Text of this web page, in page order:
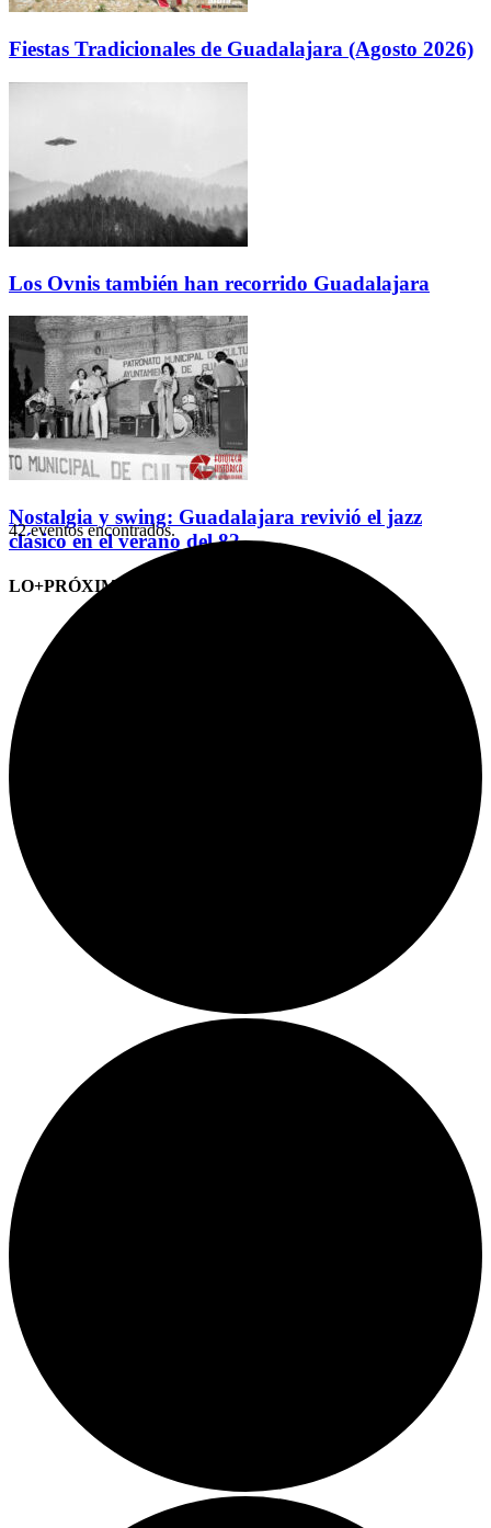
Fiestas Tradicionales de Guadalajara (Agosto 2026)
Los Ovnis también han recorrido Guadalajara
Nostalgia y swing: Guadalajara revivió el jazz
clásico en el verano del 82
LO+PRÓXIMO (CITAS)
42 eventos encontrados.